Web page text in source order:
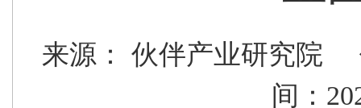
来源： 伙伴产业研究院
间：